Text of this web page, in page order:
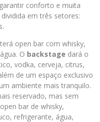
conforto e muita
em três setores:
terá open bar com whisky,
O backstage dará o
vodka, cerveja, citrus,
de um espaço exclusivo
ambiente mais tranquilo.
reservado, mas sem
bar de whisky,
refrigerante, água,